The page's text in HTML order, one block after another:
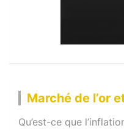
Marché de l’or
Qu’est-ce que